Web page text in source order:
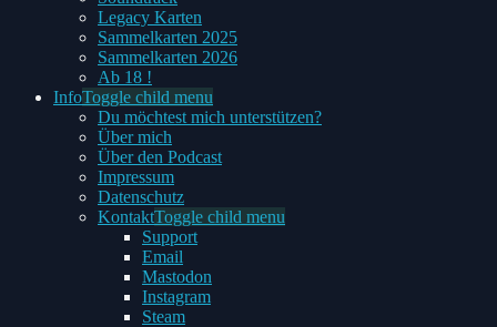
Legacy Karten
Sammelkarten 2025
Sammelkarten 2026
Ab 18 !
InfoToggle child menu
Du möchtest mich unterstützen?
Über mich
Über den Podcast
Impressum
Datenschutz
KontaktToggle child menu
Support
Email
Mastodon
Instagram
Steam